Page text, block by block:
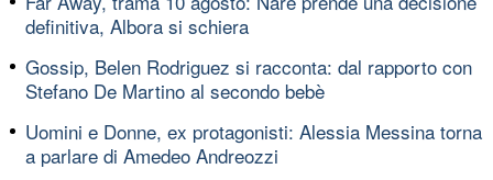
definitiva, Albora si schiera
Gossip, Belen Rodriguez si racconta: dal rapporto con
Stefano De Martino al secondo bebè
Uomini e Donne, ex protagonisti: Alessia Messina torna
a parlare di Amedeo Andreozzi